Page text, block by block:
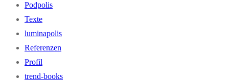
Podpolis
Texte
luminapolis
Referenzen
Profil
trend-books